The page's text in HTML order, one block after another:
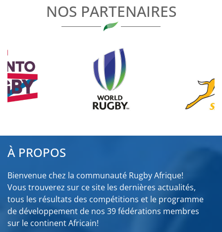
NOS PARTENAIRES
À PROPOS
Bienvenue chez la communauté Rugby Afrique!
Vous trouverez sur ce site les dernières actualités,
tous les résultats des compétitions et le programme
de développement de nos 39 fédérations membres
sur le continent Africain!